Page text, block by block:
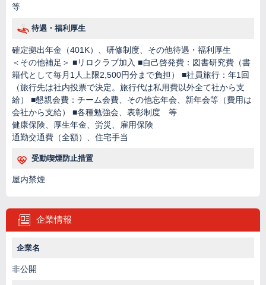
等
待遇・福利厚生
確定拠出年金（401K）、研修制度、その他待遇・福利厚生
＜その他補足＞ ■リロクラブ加入 ■自己啓発費：図書研究費（書
籍代として毎月1人上限2,500円分まで負担） ■社員旅行：年1回
（旅行先は社内投票で決定。旅行代は私用費以外全て社から支
給） ■懇親会費：チーム会費、その他忘年会、新年会等（費用は
会社から支給） ■各種勉強会、表彰制度 等
健康保険、厚生年金、労災、雇用保険
通勤交通費（全額）、住宅手当
受動喫煙防止措置
屋内禁煙
企業情報
企業名
非公開